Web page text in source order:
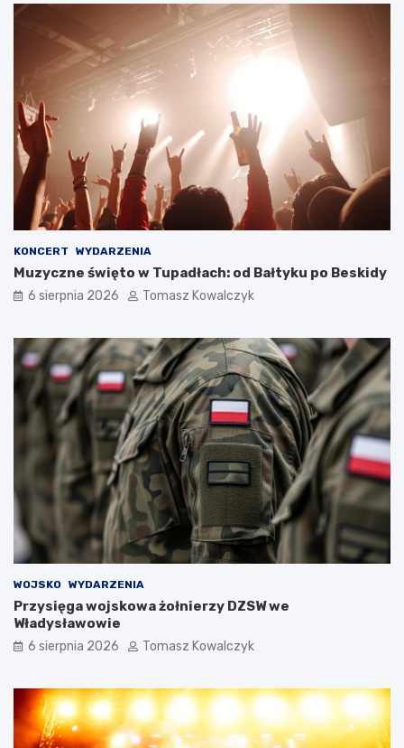
KONCERT WYDARZENIA
Muzyczne święto w Tupadłach: od Bałtyku po Beskidy
6 sierpnia 2026 Tomasz Kowalczyk
WOJSKO WYDARZENIA
Przysięga wojskowa żołnierzy DZSW we
Władysławowie
6 sierpnia 2026 Tomasz Kowalczyk